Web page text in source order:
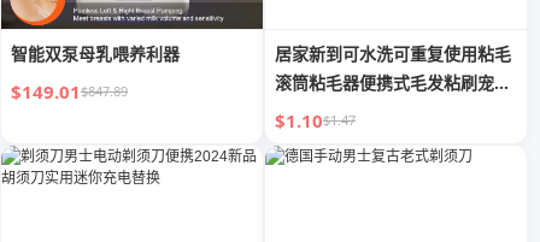
智能双泵母乳喂养利器
$149.01$847.89
居家新到可水洗可重复使用粘毛
滚筒粘毛器便携式毛发粘刷宠物
毛发清除器
$1.10$1.47